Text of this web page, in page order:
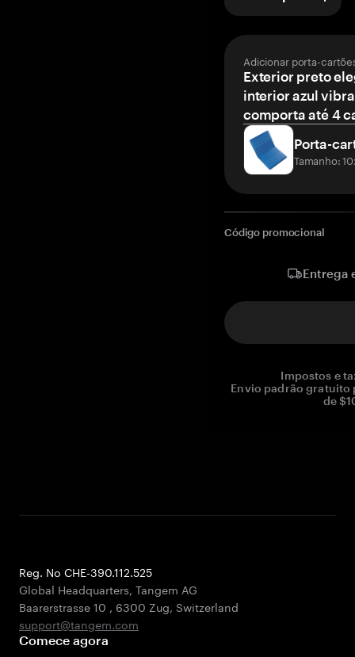
Adicionar porta-
Exterior preto
interior azul
comporta até 4
Porta-
Tamanho:
Código promocional
Entrega
Impostos e
Envio padrão gratuito
de
Reg. No CHE-390.112.525
Global Headquarters, Tangem AG
Baarerstrasse 10 , 6300 Zug, Switzerland
support@tangem.com
Comece agora